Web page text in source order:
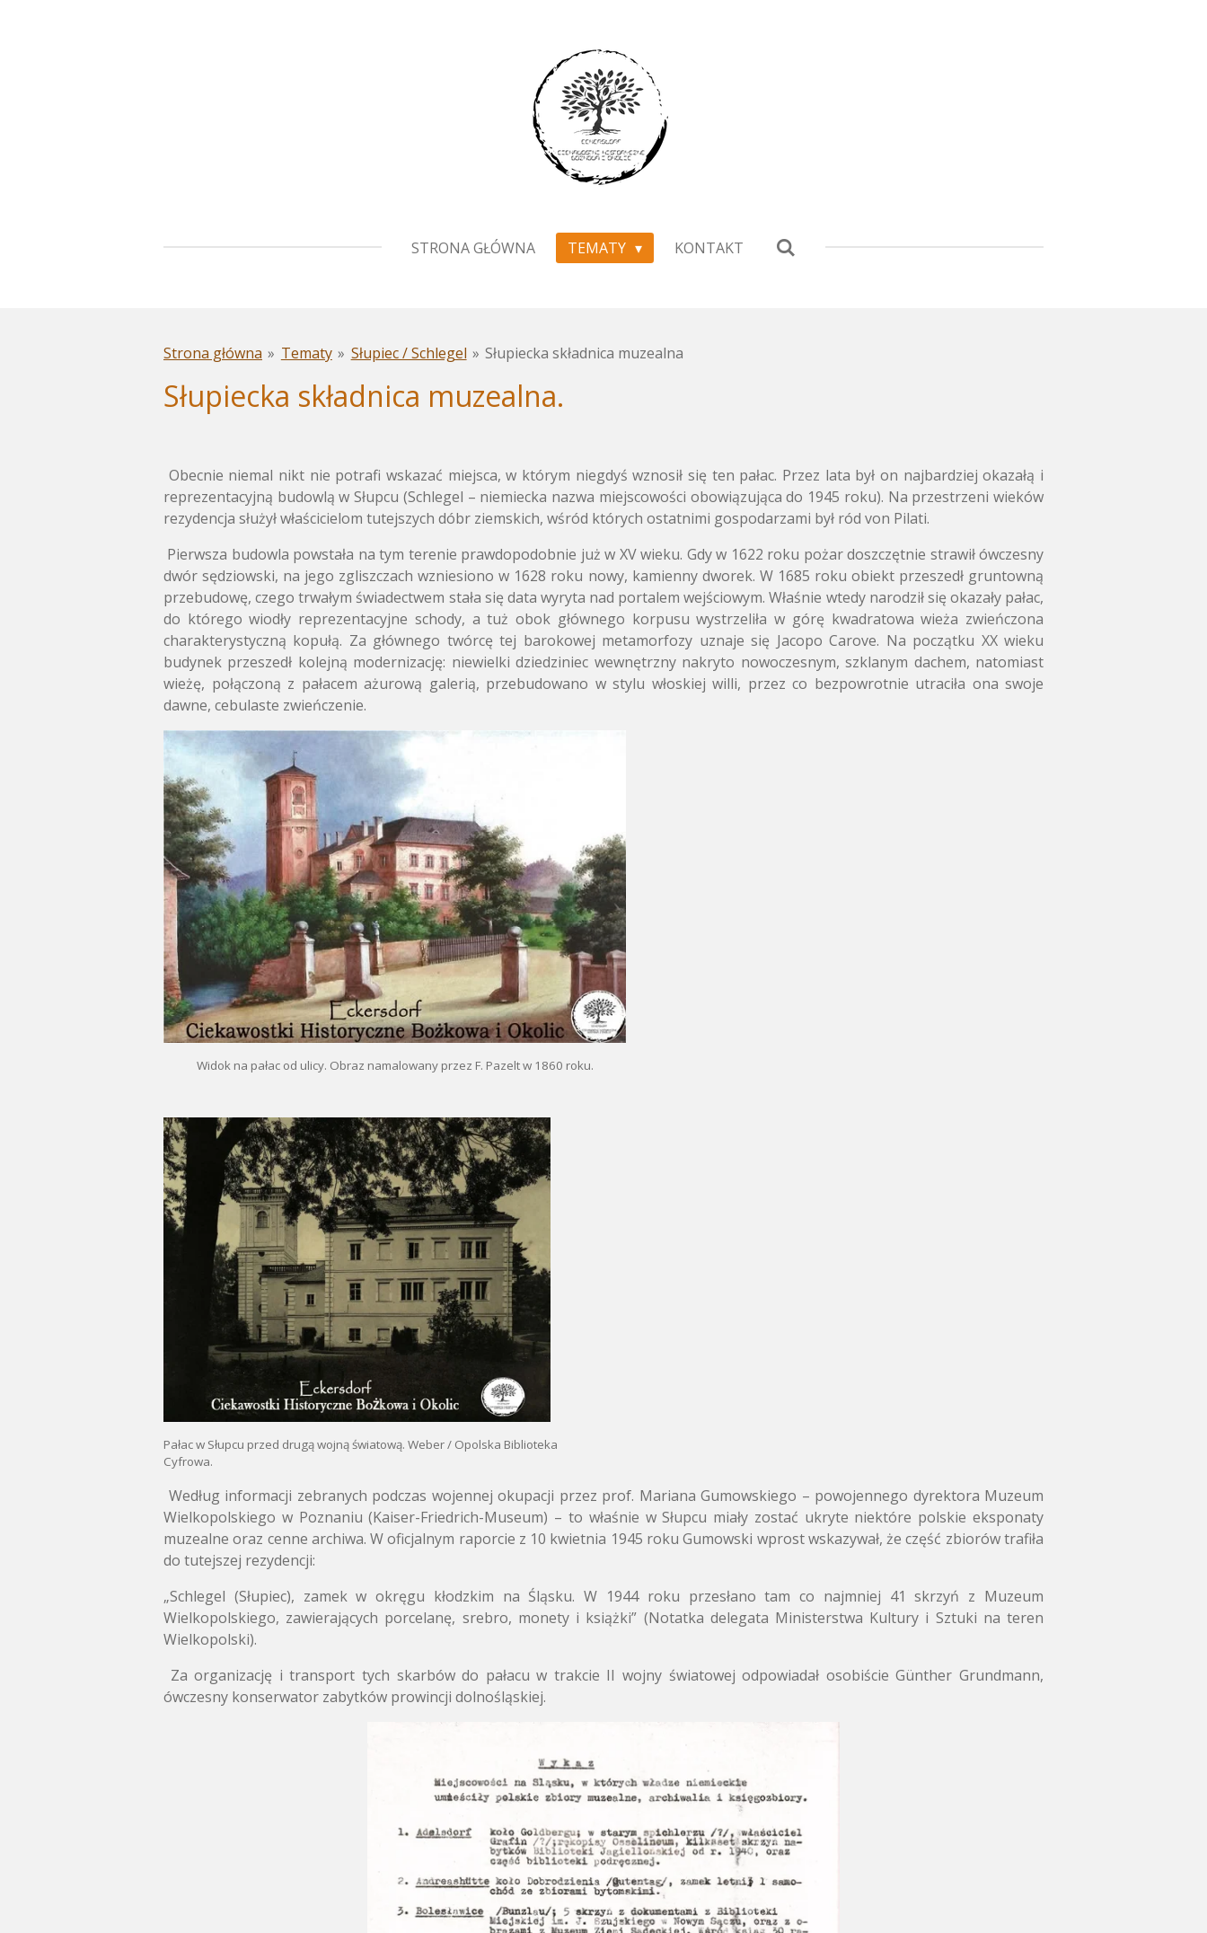
STRONA GŁÓWNA TEMATY KONTAKT
Strona główna » Tematy » Słupiec / Schlegel » Słupiecka składnica muzealna
Słupiecka składnica muzealna.
Obecnie niemal nikt nie potrafi wskazać miejsca, w którym niegdyś wznosił się ten pałac. Przez lata był on najbardziej okazałą i
reprezentacyjną budowlą w Słupcu (Schlegel – niemiecka nazwa miejscowości obowiązująca do 1945 roku). Na przestrzeni wieków
rezydencja służył właścicielom tutejszych dóbr ziemskich, wśród których ostatnimi gospodarzami był ród von Pilati.
Pierwsza budowla powstała na tym terenie prawdopodobnie już w XV wieku. Gdy w 1622 roku pożar doszczętnie strawił ówczesny
dwór sędziowski, na jego zgliszczach wzniesiono w 1628 roku nowy, kamienny dworek. W 1685 roku obiekt przeszedł gruntowną
przebudowę, czego trwałym świadectwem stała się data wyryta nad portalem wejściowym. Właśnie wtedy narodził się okazały pałac,
do którego wiodły reprezentacyjne schody, a tuż obok głównego korpusu wystrzeliła w górę kwadratowa wieża zwieńczona
charakterystyczną kopułą. Za głównego twórcę tej barokowej metamorfozy uznaje się Jacopo Carove. Na początku XX wieku
budynek przeszedł kolejną modernizację: niewielki dziedziniec wewnętrzny nakryto nowoczesnym, szklanym dachem, natomiast
wieżę, połączoną z pałacem ażurową galerią, przebudowano w stylu włoskiej willi, przez co bezpowrotnie utraciła ona swoje
dawne, cebulaste zwieńczenie.
Widok na pałac od ulicy. Obraz namalowany przez F. Pazelt w 1860 roku.
Pałac w Słupcu przed drugą wojną światową. Weber / Opolska Biblioteka
Cyfrowa.
Według informacji zebranych podczas wojennej okupacji przez prof. Mariana Gumowskiego – powojennego dyrektora Muzeum
Wielkopolskiego w Poznaniu (Kaiser-Friedrich-Museum) – to właśnie w Słupcu miały zostać ukryte niektóre polskie eksponaty
muzealne oraz cenne archiwa. W oficjalnym raporcie z 10 kwietnia 1945 roku Gumowski wprost wskazywał, że część zbiorów trafiła
do tutejszej rezydencji:
„Schlegel (Słupiec), zamek w okręgu kłodzkim na Śląsku. W 1944 roku przesłano tam co najmniej 41 skrzyń z Muzeum
Wielkopolskiego, zawierających porcelanę, srebro, monety i książki” (Notatka delegata Ministerstwa Kultury i Sztuki na teren
Wielkopolski).
Za organizację i transport tych skarbów do pałacu w trakcie II wojny światowej odpowiadał osobiście Günther Grundmann,
ówczesny konserwator zabytków prowincji dolnośląskiej.